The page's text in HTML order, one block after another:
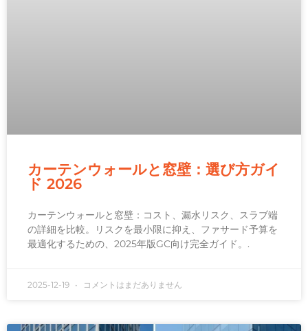
カーテンウォールと窓壁：選び方ガイ
ド 2026
カーテンウォールと窓壁：コスト、漏水リスク、スラブ端
の詳細を比較。リスクを最小限に抑え、ファサード予算を
最適化するための、2025年版GC向け完全ガイド。.
2025-12-19 コメントはまだありません